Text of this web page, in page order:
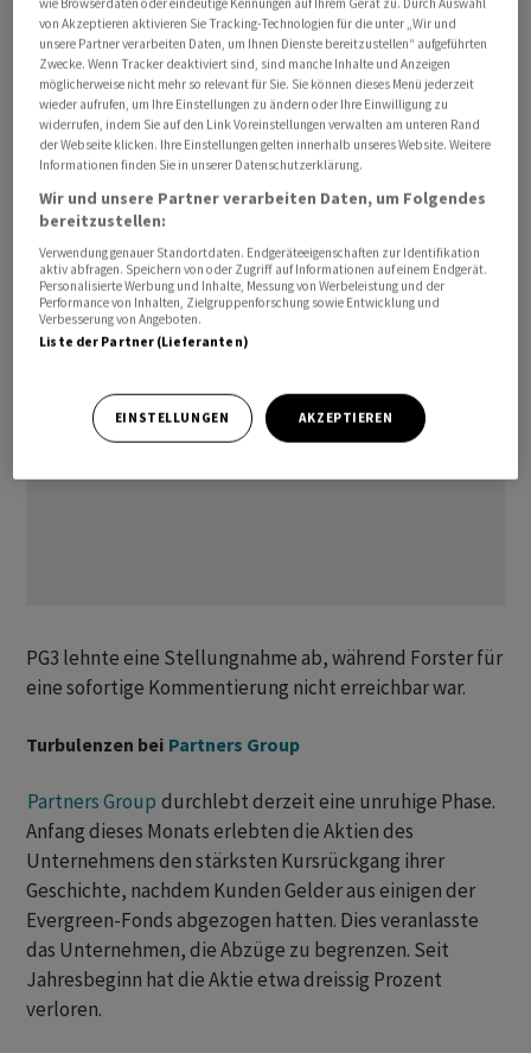
Dieser Schritt markiert die erste bedeutende Abkehr
von der bisher vollständig gemeinsam geteilten
Struktur von PG3, die seit ihrer Gründung im Jahr 2013
durch Wietlisbach und seine Mitgründer Alfred Gantner
und Marcel Erni bestand. Die drei lernten sich während
ihrer Zeit beiGoldman Sachskennen und bauten
Partners Group zu einem der weltweit grössten
Unternehmen für Privatmärkte aus. Es verwaltet heute
rund 147 Milliarden SchweizerFranken.
PG3 lehnte eine Stellungnahme ab, während Forster für
eine sofortige Kommentierung nicht erreichbar war.
Turbulenzen bei Partners Group
Partners Group durchlebt derzeit eine unruhige Phase.
Anfang dieses Monats erlebten die Aktien des
Unternehmens den stärksten Kursrückgang ihrer
Geschichte, nachdem Kunden Gelder aus einigen der
Evergreen-Fonds abgezogen hatten. Dies veranlasste
das Unternehmen, die Abzüge zu begrenzen. Seit
Jahresbeginn hat die Aktie etwa dreissig Prozent
verloren.
wie Browserdaten oder eindeutige Kennungen auf Ihrem Gerät zu. Durch Auswahl
von Akzeptieren aktivieren Sie Tracking-Technologien für die unter „Wir und
unsere Partner verarbeiten Daten, um Ihnen Dienste bereitzustellen“ aufgeführten
Zwecke. Wenn Tracker deaktiviert sind, sind manche Inhalte und Anzeigen
möglicherweise nicht mehr so relevant für Sie. Sie können dieses Menü jederzeit
wieder aufrufen, um Ihre Einstellungen zu ändern oder Ihre Einwilligung zu
widerrufen, indem Sie auf den Link Voreinstellungen verwalten am unteren Rand
der Webseite klicken. Ihre Einstellungen gelten innerhalb unseres Website. Weitere
Informationen finden Sie in unserer Datenschutzerklärung.
Wir und unsere Partner verarbeiten Daten, um Folgendes
bereitzustellen:
Verwendung genauer Standortdaten. Endgeräteeigenschaften zur Identifikation
aktiv abfragen. Speichern von oder Zugriff auf Informationen auf einem Endgerät.
Personalisierte Werbung und Inhalte, Messung von Werbeleistung und der
Performance von Inhalten, Zielgruppenforschung sowie Entwicklung und
Verbesserung von Angeboten.
Liste der Partner (Lieferanten)
EINSTELLUNGEN AKZEPTIEREN